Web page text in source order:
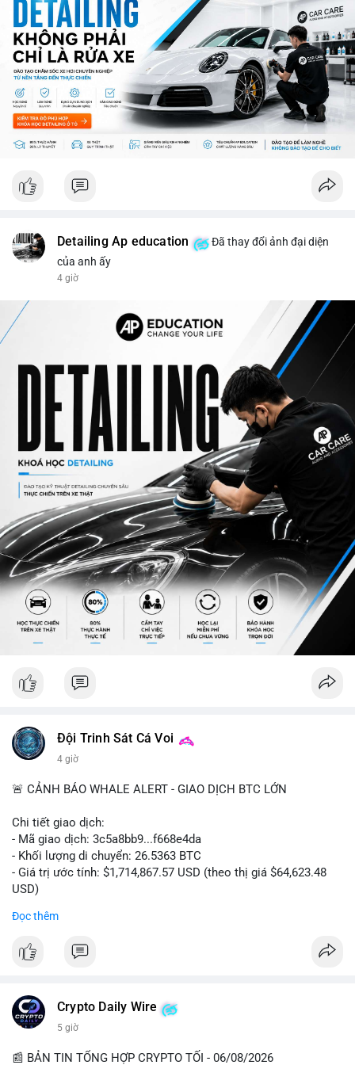
ro từ việc sàn Binance và các vấn đề pháp lý.
💡 NHẬN ĐỊNH & KHUYẾN NGHỊ: Thị trường đang ở giai đoạn
sợ mạo cực độ, có thể kéo dài nếu không có tín hiệu tích cực
rõ ràng. Các coin lớn như Ethereum, Solana vẫn được theo dõi
nhưng không đủ để khắc phục tâm lý sợ mạo. Người đầu tư
nên cẩn trọng, tập trung vào phân tích kỹ thuật và theo dõi các
thông tin chính từ các nguồn tin uy tín.
Detailing Ap education
Đã thay đổi ảnh đại diện
của anh ấy
4 giờ
Đội Trinh Sát Cá Voi
4 giờ
🚨 CẢNH BÁO WHALE ALERT - GIAO DỊCH BTC LỚN
Chi tiết giao dịch:
- Mã giao dịch: 3c5a8bb9...f668e4da
- Khối lượng di chuyển: 26.5363 BTC
- Giá trị ước tính: $1,714,867.57 USD (theo thị giá $64,623.48
USD)
Khối lượng 26.5363 BTC, tương đương 1.71 triệu USD, là mức
thời gian đêm muộn UTC cho thấy cá voi có thể đang tận dụng
thanh khoản yếu để dịch chuyển tài sản mà không gây trượt
năng cao là chuẩn bị cho một lệnh bán lớn, tạo áp lực giảm
Đọc thêm
Crypto Daily Wire
5 giờ
📰 BẢN TIN TỔNG HỢP CRYPTO TỐI - 06/08/2026